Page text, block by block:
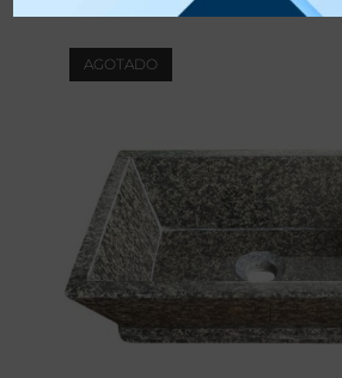
AGOTADO